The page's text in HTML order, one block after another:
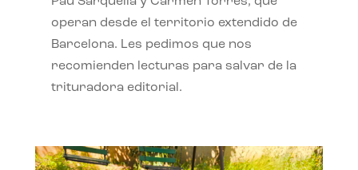
operan desde el territorio extendido de
Barcelona. Les pedimos que nos
recomienden lecturas para salvar de la
trituradora editorial.